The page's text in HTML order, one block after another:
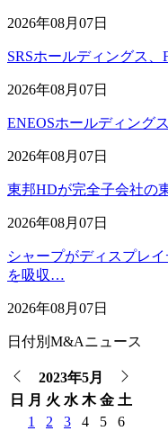
2026年08月07日
SRSホールディングス
2026年08月07日
ENEOSホールディング
2026年08月07日
東邦HDが完全子会社の
2026年08月07日
シャープがディスプレ
を吸収…
2026年08月07日
日付別M&Aニュース
2023年5月
日 月 火 水 木 金 土
1
2 3 4 5
6